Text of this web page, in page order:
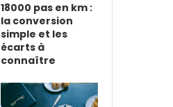
18000 pas en km :
la conversion
simple et les
écarts à
connaître